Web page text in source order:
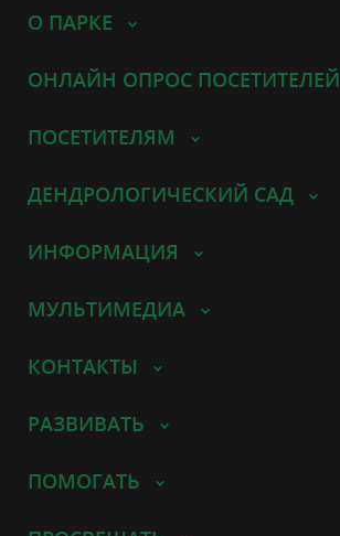
О ПАРКЕ
ОНЛАЙН ОПРОС ПОСЕТИТЕЛЕЙ
ПОСЕТИТЕЛЯМ
ДЕНДРОЛОГИЧЕСКИЙ САД
ИНФОРМАЦИЯ
МУЛЬТИМЕДИА
КОНТАКТЫ
РАЗВИВАТЬ
ПОМОГАТЬ